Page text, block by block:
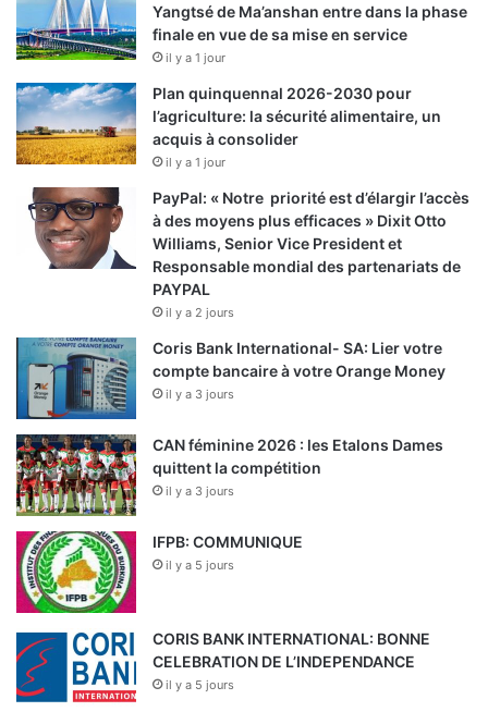
Yangtsé de Ma’anshan entre dans la phase
finale en vue de sa mise en service
il y a 1 jour
Plan quinquennal 2026-2030 pour
l’agriculture: la sécurité alimentaire, un
acquis à consolider
il y a 1 jour
PayPal: « Notre priorité est d’élargir l’accès
à des moyens plus efficaces » Dixit Otto
Williams, Senior Vice President et
Responsable mondial des partenariats de
PAYPAL
il y a 2 jours
Coris Bank International- SA: Lier votre
compte bancaire à votre Orange Money
il y a 3 jours
CAN féminine 2026 : les Etalons Dames
quittent la compétition
il y a 3 jours
IFPB: COMMUNIQUE
il y a 5 jours
CORIS BANK INTERNATIONAL: BONNE
CELEBRATION DE L’INDEPENDANCE
il y a 5 jours